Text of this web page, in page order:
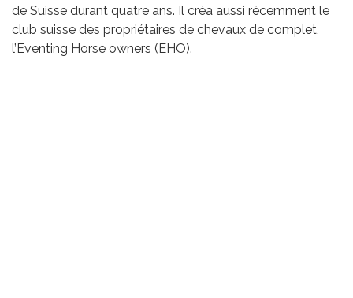
de Suisse durant quatre ans. Il créa aussi récemment le
club suisse des propriétaires de chevaux de complet,
l’Eventing Horse owners (EHO).